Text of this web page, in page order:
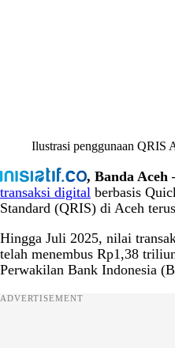
Ilustrasi penggunaan QRIS
, Banda Aceh
transaksi digital berbasis
Standard (QRIS) di Aceh
Hingga Juli 2025, nilai
telah menembus Rp1,38
Perwakilan Bank Indonesia
ADVERTISEMENT